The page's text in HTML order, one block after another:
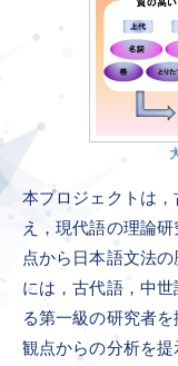
本プロジェクトは
え，現代語の理論
点から日本語文法
には，古代語，中
る第一級の研究者
観点からの分析を提